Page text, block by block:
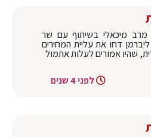
מיכאלי בשיתוף עם שר
דחו את עליית המחירים
שהיו אמורים לעלות אתמול
לפני 4 שנים